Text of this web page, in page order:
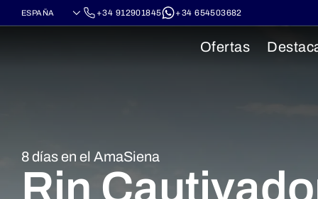
+34 912901845 +34 654503682
Ofertas
8 días en el AmaSiena
Rin